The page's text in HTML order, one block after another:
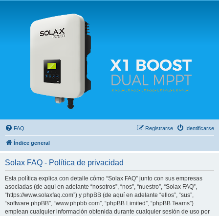
Solax FAQ
Lugar para intercambiar dudas sobre inversores solares Solax y temas relacionados.
FAQ Identificarse
Registrarse
Índice general
Solax FAQ - Política de privacidad
Esta política explica con detalle cómo “Solax FAQ” junto con sus empresas
asociadas (de aquí en adelante “nosotros”, “nos”, “nuestro”, “Solax FAQ”,
“https://www.solaxfaq.com”) y phpBB (de aquí en adelante “ellos”, “sus”,
“software phpBB”, “www.phpbb.com”, “phpBB Limited”, “phpBB Teams”)
emplean cualquier información obtenida durante cualquier sesión de uso por